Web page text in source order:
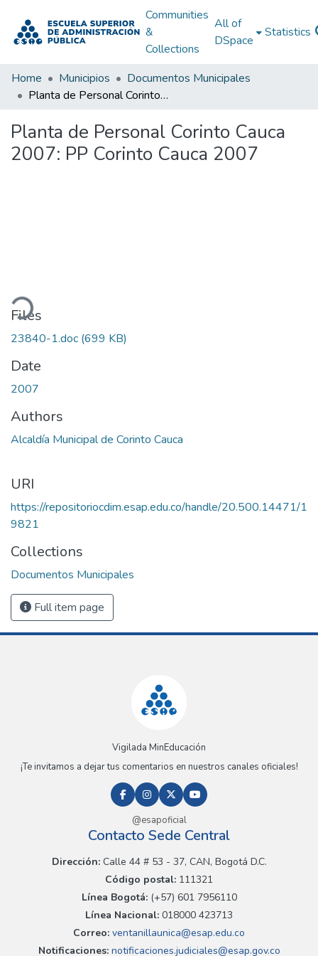
Communities
&
Collections
All of
DSpace
Statistics
Home Municipios
Documentos Municipales
Planta de Personal Corinto Cauca 2007: PP Corinto Cauca 2007
Planta de Personal Corinto Cauca
2007: PP Corinto Cauca 2007
Files
23840-1.doc (699 KB)
Date
2007
Authors
Alcaldía Municipal de Corinto Cauca
URI
https://repositoriocdim.esap.edu.co/handle/20.500.14471/1
9821
Collections
Documentos Municipales
Full item page
Vigilada MinEducación
¡Te invitamos a dejar tus comentarios en nuestros canales oficiales!
@esapoficial
Contacto Sede Central
Dirección:Calle 44 # 53 - 37, CAN, Bogotá D.C.
Código postal: 111321
Línea Bogotá:(+57) 601 7956110
Línea Nacional: 018000 423713
Correo: ventanillaunica@esap.edu.co
Notificaciones:notificaciones.judiciales@esap.gov.co